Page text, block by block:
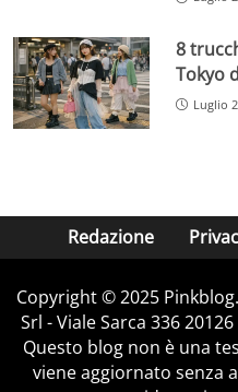
8
Tokyo
Luglio
Redazione
Copyright © 2025
Srl - Viale Sarca 336
Questo blog non è una
viene aggiornato senza